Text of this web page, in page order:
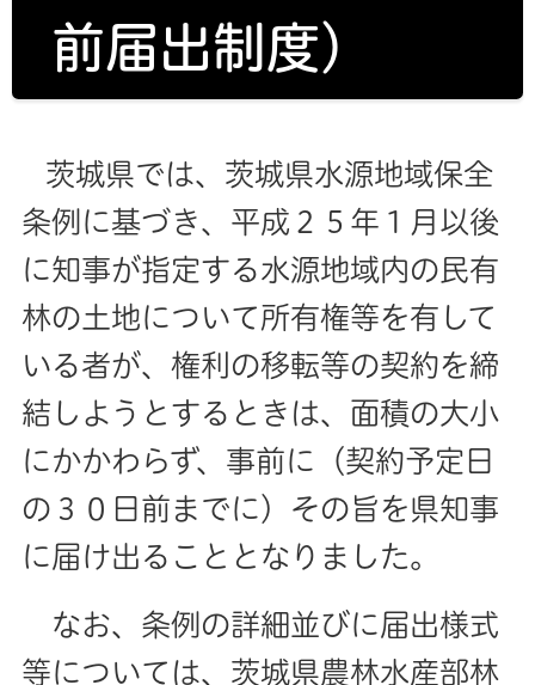
前届出制度）
茨城県では、茨城県水源地域保全
条例に基づき、平成２５年１月以後
に知事が指定する水源地域内の民有
林の土地について所有権等を有して
いる者が、権利の移転等の契約を締
結しようとするときは、面積の大小
にかかわらず、事前に（契約予定日
の３０日前までに）その旨を県知事
に届け出ることとなりました。
なお、条例の詳細並びに届出様式
等については、茨城県農林水産部林